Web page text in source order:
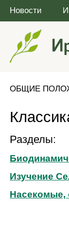
Новости
ОБЩИЕ
Разделы:
Изучение
Насекомые,